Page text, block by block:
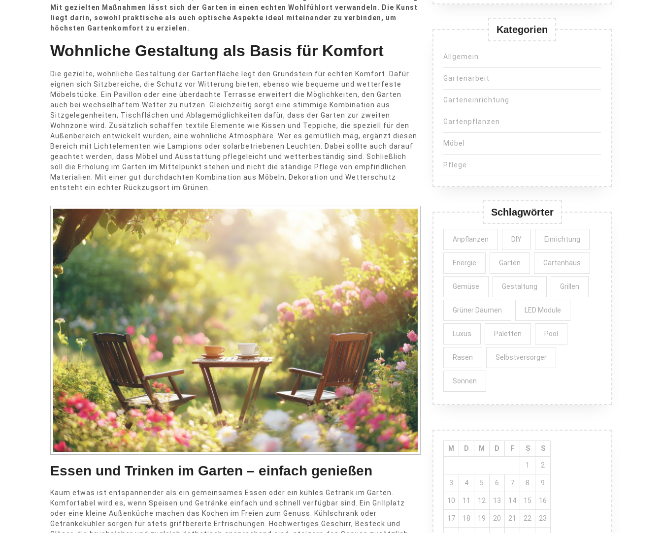
Mit gezielten Maßnahmen lässt sich der Garten in einen echten Wohlfühlort verwandeln. Die Kunst
liegt darin, sowohl praktische als auch optische Aspekte ideal miteinander zu verbinden, um
höchsten Gartenkomfort zu erzielen.
Wohnliche Gestaltung als Basis für Komfort
Die gezielte, wohnliche Gestaltung der Gartenfläche legt den Grundstein für echten Komfort. Dafür
eignen sich Sitzbereiche, die Schutz vor Witterung bieten, ebenso wie bequeme und wetterfeste
Möbelstücke. Ein Pavillon oder eine überdachte Terrasse erweitert die Möglichkeiten, den Garten
auch bei wechselhaftem Wetter zu nutzen. Gleichzeitig sorgt eine stimmige Kombination aus
Sitzgelegenheiten, Tischflächen und Ablagemöglichkeiten dafür, dass der Garten zur zweiten
Wohnzone wird. Zusätzlich schaffen textile Elemente wie Kissen und Teppiche, die speziell für den
Außenbereich entwickelt wurden, eine wohnliche Atmosphäre. Wer es gemütlich mag, ergänzt diesen
Bereich mit Lichtelementen wie Lampions oder solarbetriebenen Leuchten. Dabei sollte auch darauf
geachtet werden, dass Möbel und Ausstattung pflegeleicht und wetterbeständig sind. Schließlich
soll die Erholung im Garten im Mittelpunkt stehen und nicht die ständige Pflege von empfindlichen
Materialien. Mit einer gut durchdachten Kombination aus Möbeln, Dekoration und Wetterschutz
entsteht ein echter Rückzugsort im Grünen.
Essen und Trinken im Garten – einfach genießen
Kaum etwas ist entspannender als ein gemeinsames Essen oder ein kühles Getränk im Garten.
Komfortabel wird es, wenn Speisen und Getränke einfach und schnell verfügbar sind. Ein Grillplatz
oder eine kleine Außenküche machen das Kochen im Freien zum Genuss. Kühlschrank oder
Getränkekühler sorgen für stets griffbereite Erfrischungen. Hochwertiges Geschirr, Besteck und
Kategorien
Allgemein
Gartenarbeit
Garteneinrichtung
Gartenpflanzen
Möbel
Pflege
Schlagwörter
Anpflanzen DIY Einrichtung
Energie Garten Gartenhaus
Gemüse Gestaltung Grillen
Grüner Daumen LED Module
Luxus Paletten Pool
Rasen Selbstversorger
Sonnen
M D M D F S S
1 2
3 4 5 6 7 8 9
10 11 12 13 14 15 16
17 18 19 20 21 22 23